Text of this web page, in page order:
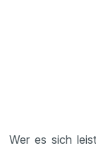
Wer es sich